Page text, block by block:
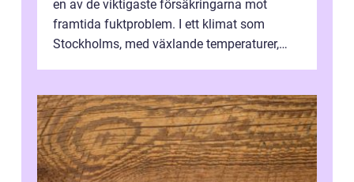
en av de viktigaste försäkringarna mot
framtida fuktproblem. I ett klimat som
Stockholms, med växlande temperaturer,